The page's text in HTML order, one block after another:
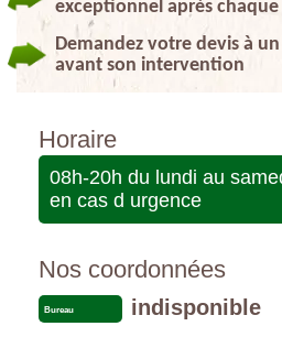
exceptionnel après
Demandez votre devis à
avant son intervention
Horaire
08h-20h du lundi au
en cas d urgence
Nos coordonnées
Bureau indisponible